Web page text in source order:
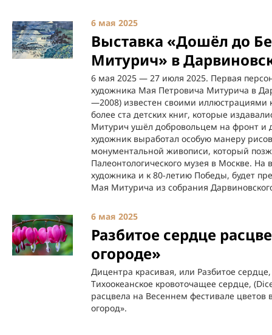
6 мая 2025
Выставка «Дошёл до
Митурич» в
6 мая 2025 — 27 июля 2025. Первая
художника Мая Петровича Митурича в
—2008) известен своими иллюстрациями
более ста детских книг, которые
Митурич ушёл добровольцем на фронт и
художник выработал особую манеру
монументальной живописи, который
Палеонтологического музея в Москве.
художника и к 80-летию Победы, будет
Мая Митурича из собрания
6 мая 2025
Разбитое сердце
огороде»
Дицентра красивая, или Разбитое
Тихоокеанское кровоточащее сердце,
расцвела на Весеннем фестивале цветов
огород».